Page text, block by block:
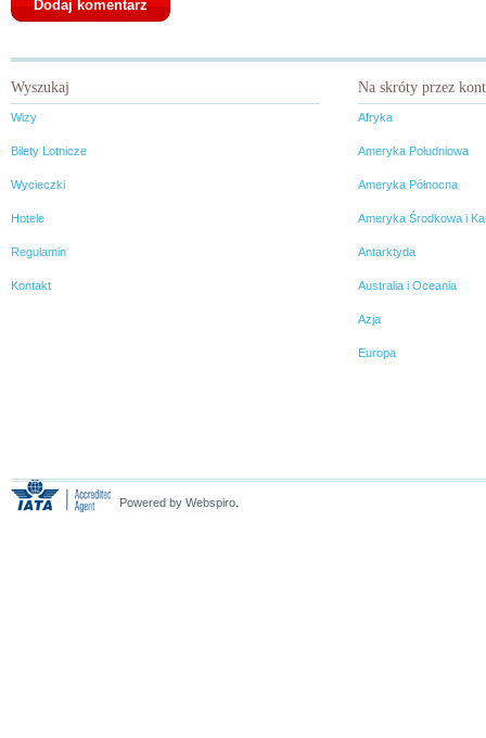
Wyszukaj
Wizy
Bilety Lotnicze
Wycieczki
Hotele
Regulamin
Kontakt
Na skróty przez
Afryka
Ameryka Południowa
Ameryka Północna
Ameryka Środkowa i
Antarktyda
Australia i Oceania
Azja
Europa
Powered by Webspiro.